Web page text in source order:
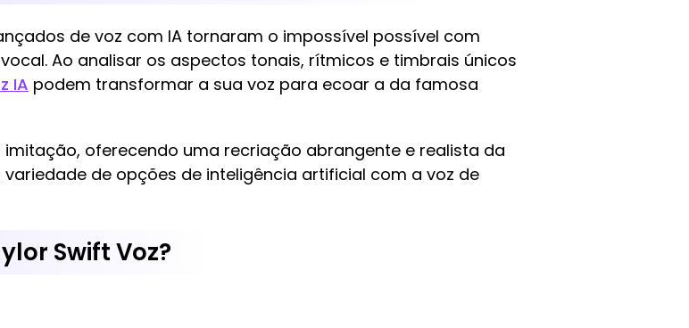
de voz com IA tornaram o impossível possível com
Ao analisar os aspectos tonais, rítmicos e timbrais únicos
IA podem transformar a sua voz para ecoar a da famosa
oferecendo uma recriação abrangente e realista da
variedade de opções de inteligência artificial com a voz de
Swift Voz?